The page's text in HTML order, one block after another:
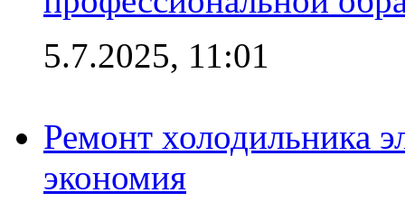
5.7.2025, 11:01
Ремонт холодильника
экономия